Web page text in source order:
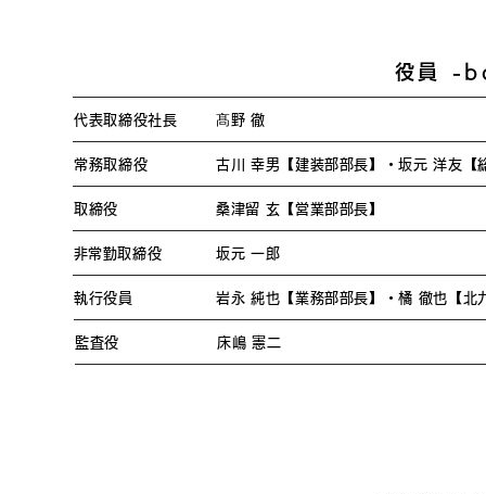
役員 -
代表取締役社長 髙野 徹
常務取締役 古川 幸男【建装部部長】・坂元 洋友【
取締役 桑津留 玄【営業部部長】
​非常勤取締役 坂元 一郎
執行役員 岩永 純也【業務部部長】・橘 徹也【北
監査役 床嶋 憲二